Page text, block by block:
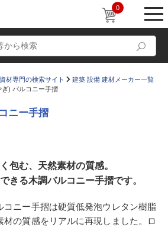
0
コラム
販売・施工代理店募集
材専門の検索サイト
建築 設備 建材メーカー一覧
ぎ) バルコニー手摺
ニー手摺
包む、天然素材の質感。
きる木調バルコニー手摺です。
コニー手摺は硬質低発泡ウレタン樹脂
材の質感をリアルに再現しました。ロ